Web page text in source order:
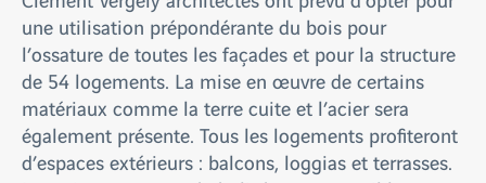
une utilisation prépondérante du bois pour
l’ossature de toutes les façades et pour la structure
de 54 logements. La mise en œuvre de certains
matériaux comme la terre cuite et l’acier sera
également présente. Tous les logements profiteront
d’espaces extérieurs : balcons, loggias et terrasses.